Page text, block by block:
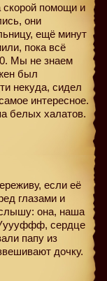
скорой помощи и
они
ещё минут
пока всё
Мы не знаем
был
некуда, сидел
интересное.
белых халатов.
если её
глазами и
она, наша
сердце
папу из
дочку.